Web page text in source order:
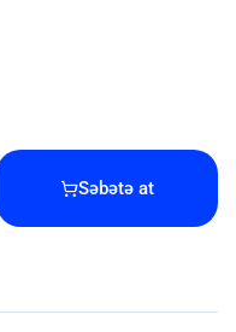
Səbətə at